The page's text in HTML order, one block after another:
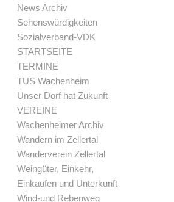
News Archiv
Sehenswürdigkeiten
Sozialverband-VDK
STARTSEITE
TERMINE
TUS Wachenheim
Unser Dorf hat Zukunft
VEREINE
Wachenheimer Archiv
Wandern im Zellertal
Wanderverein Zellertal
Weingüter, Einkehr,
Einkaufen und Unterkunft
Wind-und Rebenweg